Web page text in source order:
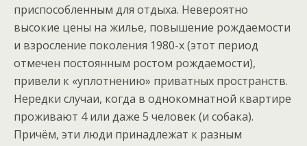
приспособленным для отдыха. Невероятно
высокие цены на жилье, повышение рождаемости
и взросление поколения 1980-х (этот период
отмечен постоянным ростом рождаемости),
привели к «уплотнению» приватных пространств.
Нередки случаи, когда в однокомнатной квартире
проживают 4 или даже 5 человек (и собака).
Причём, эти люди принадлежат к разным